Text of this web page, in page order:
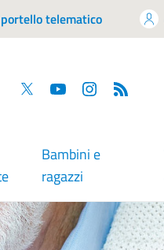
telematico
Facebook
Twitter YouTube
Bambini e
ragazzi